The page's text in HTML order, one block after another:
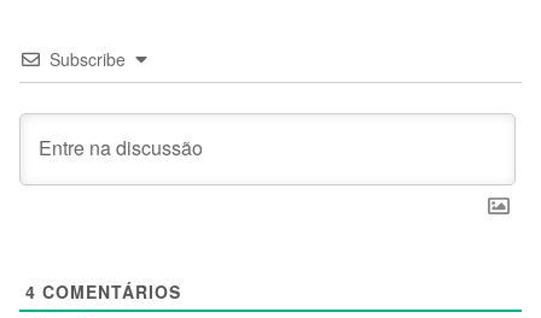
Subscribe
4 COMENTÁRIOS